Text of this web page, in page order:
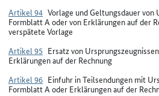
Artikel 94 Vorlage und Geltungsdauer von
Formblatt A oder von Erklärungen auf der
verspätete Vorlage
Artikel 95 Ersatz von
Erklärungen auf der Rechnung
Artikel 96 Einfuhr in Teilsendungen mit
Formblatt A oder Erklärungen auf der